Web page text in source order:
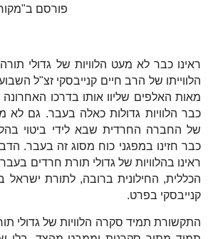
פורסם ב"מקור
ראינו כבר לא מעט הלוויות של גדולי
הלווייתו של הרב חיים קנייבסקי זצ"ל
מאות האלפים שליוו אותו בדרכו
כבר הלוויות גדולות כאלה בעבר. גם לא
של החברה החרדית שבא לידי ביטוי
כבר חזינו במפגני כוח מסוג זה בעבר.
ראינו בהלוויות של גדולי תורת חרדים
הכללית, החילונית ברובה, לתורת ישראל
קנייבסקי בפרט.
התקשורת תמיד סקרה הלוויות של גדולי